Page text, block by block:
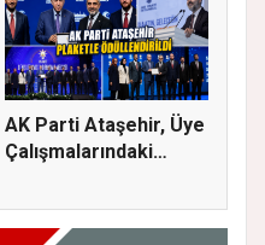
AK Parti Ataşehir, Üye
Çalışmalarındaki